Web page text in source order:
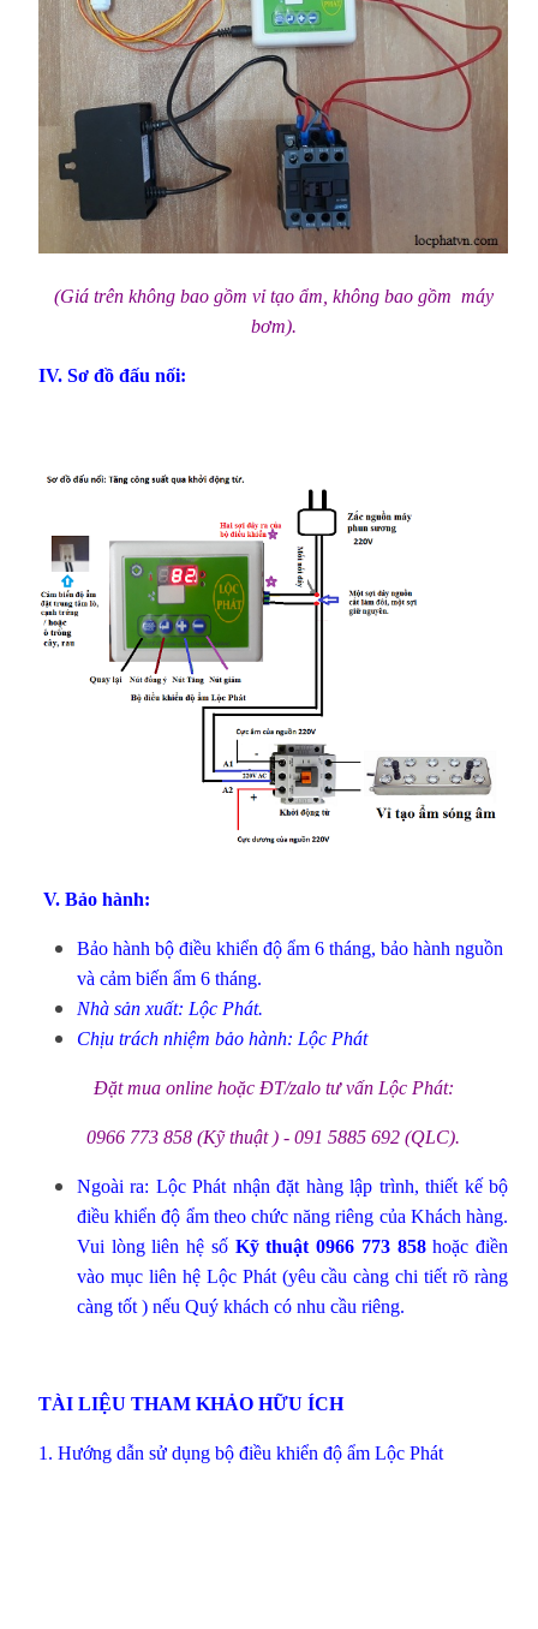
(Giá trên không bao gồm vỉ tạo ẩm, không bao gồm máy
bơm).
IV. Sơ đồ đấu nối:
V. Bảo hành:
Bảo hành bộ điều khiển độ ẩm 6 tháng, bảo hành nguồn
và cảm biến ẩm 6 tháng.
Nhà sản xuất: Lộc Phát.
Chịu trách nhiệm bảo hành: Lộc Phát
Đặt mua online hoặc ĐT/zalo tư vấn Lộc Phát:
0966 773 858 (Kỹ thuật ) - 091 5885 692 (QLC).
Ngoài ra: Lộc Phát nhận đặt hàng lập trình, thiết kế bộ
điều khiển độ ẩm theo chức năng riêng của Khách hàng.
Vui lòng liên hệ số Kỹ thuật 0966 773 858hoặc điền
vào mục liên hệ Lộc Phát(yêu cầu càng chi tiết rõ ràng
càng tốt ) nếu Quý khách có nhu cầu riêng.
TÀI LIỆU THAM KHẢO HỮU ÍCH
1. Hướng dẫn sử dụng bộ điều khiển độ ẩm Lộc Phát